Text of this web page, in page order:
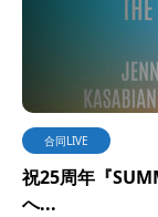
合同LIVE
祝25周年『
へ...